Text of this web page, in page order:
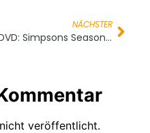
NÄCHSTER
DVD: Simpsons Season 11 – Cover
veröffentlicht.